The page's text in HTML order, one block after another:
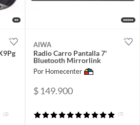
(2)
AIWA
Radio Carro Pantalla 7'
Bluetooth Mirrorlink
Por Homecenter
$ 149.900
(7)